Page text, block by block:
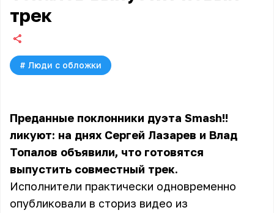
трек
# Люди с обложки
Преданные поклонники дуэта Smash!!
ликуют: на днях Сергей Лазарев и Влад
Топалов объявили, что готовятся
выпустить совместный трек.
Исполнители практически одновременно
опубликовали в сториз видео из